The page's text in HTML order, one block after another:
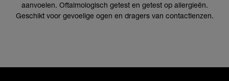
aanvoelen. Oftalmologisch getest en getest op allergieën.
Geschikt voor gevoelige ogen en dragers van contactlenzen.